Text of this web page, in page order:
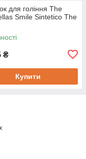
для гоління The
Smile Sintetico The
₴
Купити